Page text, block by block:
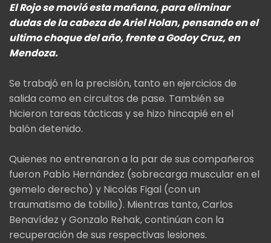
El Rojo se movió esta mañana, para eliminar
dudas de la cabeza de Ariel Holan, pensando en el
ultimo choque del año, frente a Godoy Cruz, en
Mendoza.
Se trabajó en la precisión, tanto en ejercicios de
salida como en circuitos de pase. También se
hicieron tareas tácticas y se hizo hincapié en el
balón detenido.
Quienes no entrenaron a la par de sus compañeros
fueron Pablo Hernández (sobrecarga muscular en el
gemelo derecho) y Nicolás Figal (con un
traumatismo de tobillo). Mientras tanto, Carlos
Benavídez y Gonzalo Rehak, continúan con la
recuperación de sus respectivas lesiones.